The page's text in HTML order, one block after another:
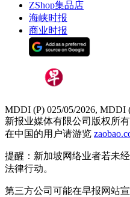
ZShop集品店
海峡时报
商业时报
MDDI (P) 025/05/2026, MDDI
新报业媒体有限公司版权所
在中国的用户请游览
提醒：新加坡网络业者若未
法律行动。
第三方公司可能在早报网站